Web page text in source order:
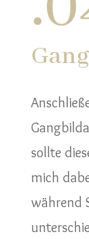
sollte
mich
während